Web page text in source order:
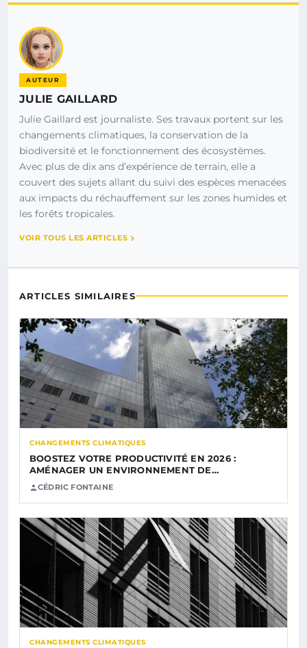
AUTEUR
JULIE GAILLARD
Julie Gaillard est journaliste. Ses travaux portent sur les
changements climatiques, la conservation de la
biodiversité et le fonctionnement des écosystèmes.
Avec plus de dix ans d’expérience de terrain, elle a
couvert des sujets allant du suivi des espèces menacées
aux impacts du réchauffement sur les zones humides et
les forêts tropicales.
VOIR TOUS LES ARTICLES
ARTICLES SIMILAIRES
CHANGEMENTS CLIMATIQUES
BOOSTEZ VOTRE PRODUCTIVITÉ EN 2026 :
AMÉNAGER UN ENVIRONNEMENT DE…
CÉDRIC FONTAINE
CHANGEMENTS CLIMATIQUES